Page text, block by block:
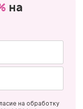
на
на обработку